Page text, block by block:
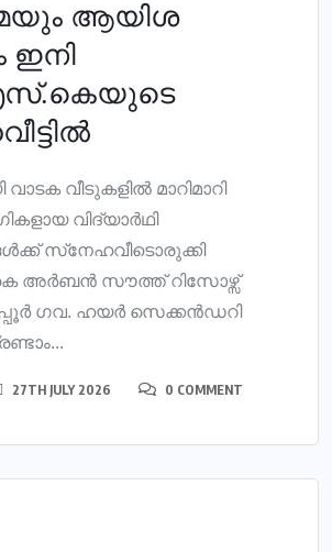
ആയിശ
വീടുകളില്‍ മാറിമാറി
വിദ്യാര്‍ഥി
സ്‌നേഹവീടൊരുക്കി
അര്‍ബന്‍ സൗത്ത് റിസോഴ്സ്
ഗവ. ഹയര്‍ സെക്കന്‍ഡറി
27TH JULY 2026 0 COMMENT